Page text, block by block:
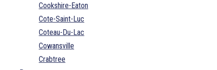
Cookshire-Eaton
Cote-Saint-Luc
Coteau-Du-Lac
Cowansville
Crabtree